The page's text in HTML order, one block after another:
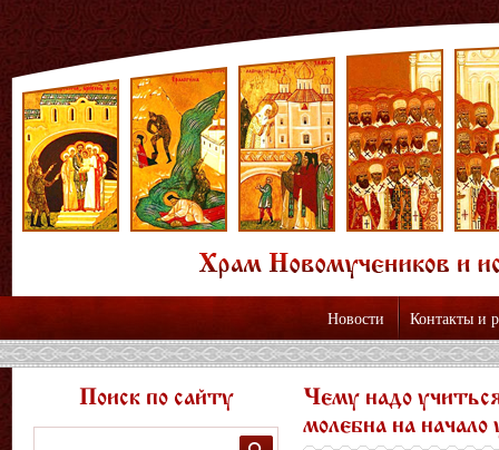
Новости Контакты и
Чему надо
молебна на начало
Поиск по сайту